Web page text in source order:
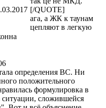
[/QUOTE]
ага, а ЖК к таунам
цепляют в легкую
определения ВС. Ни
положительного
формулировка в
сложившейся